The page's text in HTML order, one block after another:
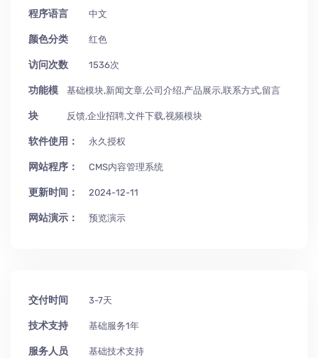
程序语言 中文
颜色分类 红色
访问次数 1536次
功能模
块
基础模块,新闻文章,公司介绍,产品展示,联系方式,留言
反馈,企业招聘,文件下载,视频模块
软件使用： 永久授权
网站程序： CMS内容管理系统
更新时间： 2024-12-11
网站演示： 预览演示
交付时间 3-7天
技术支持 基础服务1年
服务人员 基础技术支持